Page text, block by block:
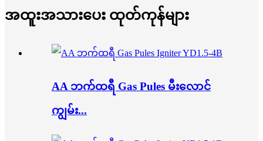
အထူးအသားပေး ထုတ်ကုန်များ
AA ဘက်ထရီ Gas Pules မီးလောင်
ကျွမ်း...